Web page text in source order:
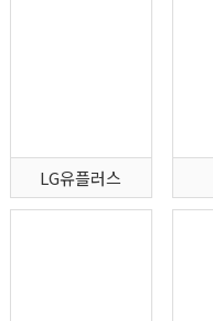
LG유플러스